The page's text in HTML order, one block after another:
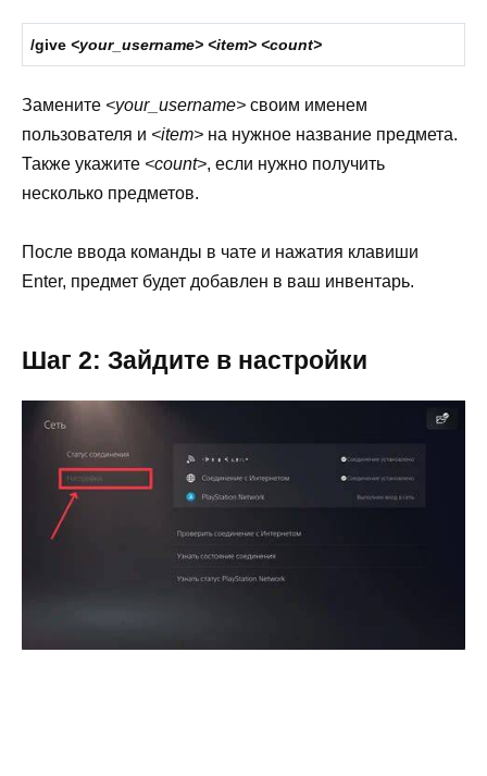
/give<your_username> <item> <count>
Замените <your_username> своим именем
пользователя и <item> на нужное название предмета.
Также укажите <count>, если нужно получить
несколько предметов.
После ввода команды в чате и нажатия клавиши
Enter, предмет будет добавлен в ваш инвентарь.
Шаг 2: Зайдите в настройки